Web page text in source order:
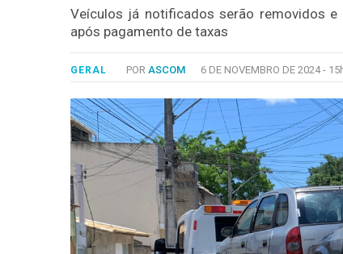
Desenvolvido
Veículos já notificados serão removidos
após pagamento de taxas
GERAL POR ASCOM 6 DE NOVEMBRO DE 2024 -